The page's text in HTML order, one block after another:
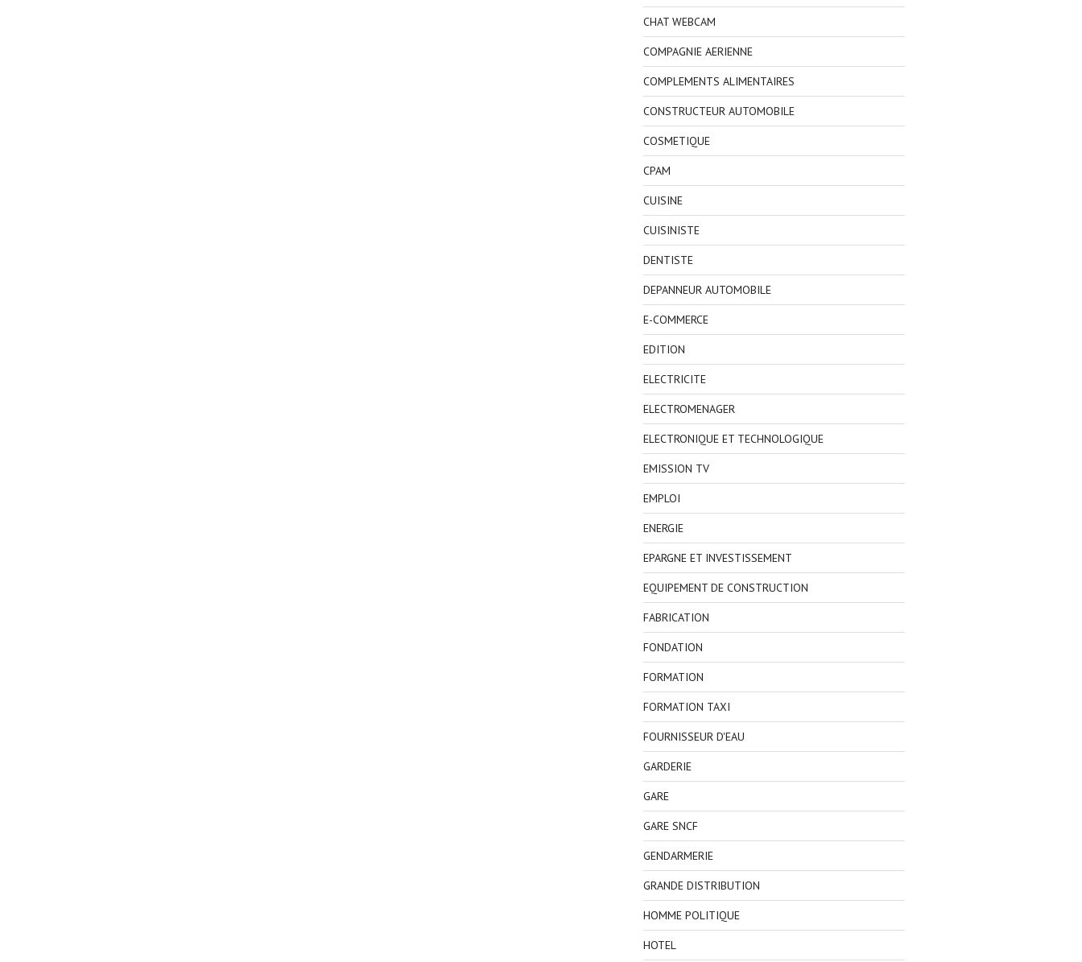
CHAT WEBCAM
COMPAGNIE AERIENNE
COMPLEMENTS ALIMENTAIRES
CONSTRUCTEUR AUTOMOBILE
COSMETIQUE
CPAM
CUISINE
CUISINISTE
DENTISTE
DEPANNEUR AUTOMOBILE
E-COMMERCE
EDITION
ELECTRICITE
ELECTROMENAGER
ELECTRONIQUE ET TECHNOLOGIQUE
EMISSION TV
EMPLOI
ENERGIE
EPARGNE ET INVESTISSEMENT
EQUIPEMENT DE CONSTRUCTION
FABRICATION
FONDATION
FORMATION
FORMATION TAXI
FOURNISSEUR D'EAU
GARDERIE
GARE
GARE SNCF
GENDARMERIE
GRANDE DISTRIBUTION
HOMME POLITIQUE
HOTEL